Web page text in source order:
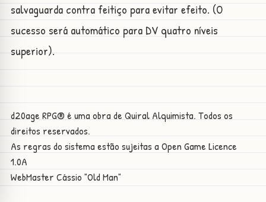
salvaguarda contra feitiço para evitar efeito. (O
sucesso será automático para DV quatro níveis
superior).
d20age RPG® é uma obra de Quiral Alquimista. Todos os
direitos reservados.
As regras do sistema estão sujeitas a Open Game Licence
1.0A
WebMaster Cássio "Old Man"